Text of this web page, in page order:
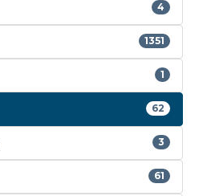
4
1351
1
62
3
61